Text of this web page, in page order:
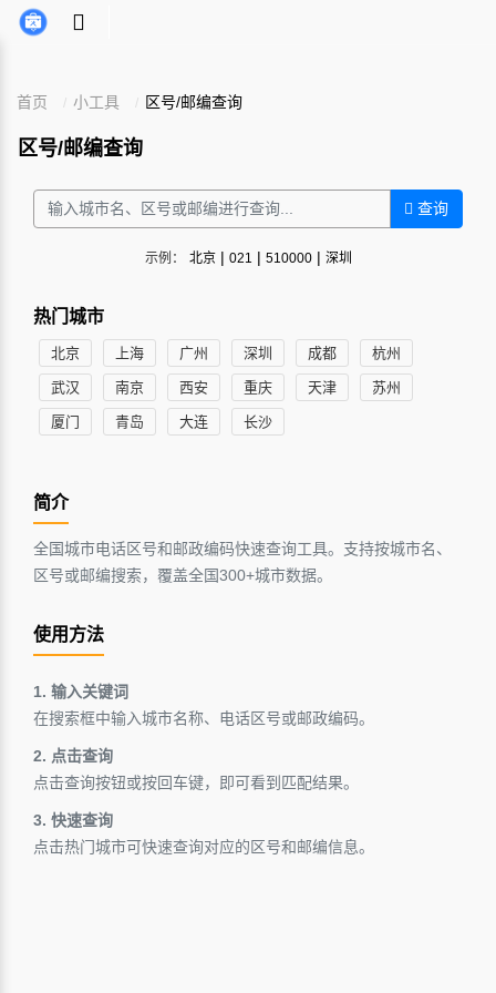
首页 小工具 区号/邮编查询
区号/邮编查询
查询
示例： 北京| 021 | 510000| 深圳
热门城市
北京 上海 广州 深圳 成都 杭州
武汉 南京 西安 重庆 天津 苏州
厦门 青岛 大连 长沙
简介
全国城市电话区号和邮政编码快速查询工具。支持按城市名、
区号或邮编搜索，覆盖全国300+城市数据。
使用方法
1. 输入关键词
在搜索框中输入城市名称、电话区号或邮政编码。
2. 点击查询
点击查询按钮或按回车键，即可看到匹配结果。
3. 快速查询
点击热门城市可快速查询对应的区号和邮编信息。